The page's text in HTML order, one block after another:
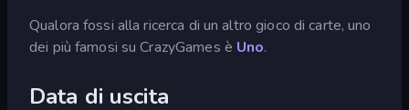
Qualora fossi alla ricerca di un altro gioco di carte, uno
dei più famosi su CrazyGames è Uno.
Data di uscita